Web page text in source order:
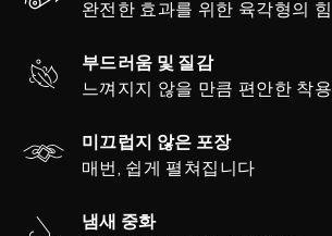
완전한 효과를 위한 육각형의 힘
부드러움 및 질감
느껴지지 않을 만큼 편안한 착
미끄럽지 않은 포장
매번, 쉽게 펼쳐집니다
냄새 중화